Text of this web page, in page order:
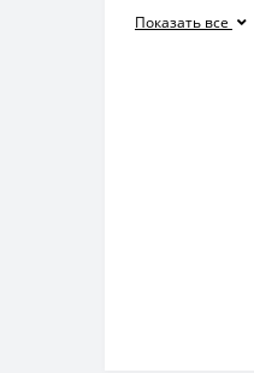
Показать все